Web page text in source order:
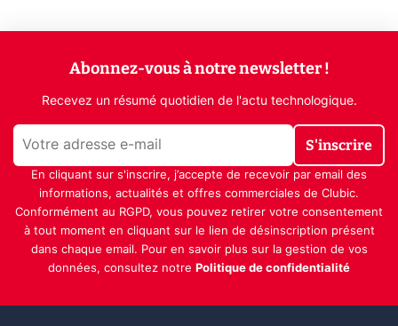
Abonnez-vous à notre newsletter !
Recevez un résumé quotidien de l'actu technologique.
S'inscrire
En cliquant sur s'inscrire, j’accepte de recevoir par email des
informations, actualités et offres commerciales de Clubic.
Conformément au RGPD, vous pouvez retirer votre consentement
à tout moment en cliquant sur le lien de désinscription présent
dans chaque email. Pour en savoir plus sur la gestion de vos
données, consultez notre Politique de confidentialité